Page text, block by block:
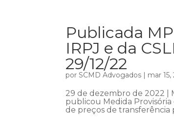
Publicada
IRPJ e da
29/12/22
porSCMD Advogados | mar 15,
29 de dezembro de 2022 |
publicou Medida Provisória
de preços de transferência